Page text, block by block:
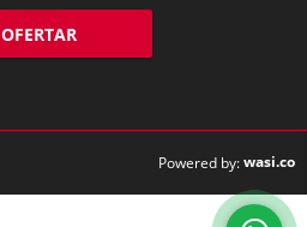
OFERTAR
Powered by:wasi.co